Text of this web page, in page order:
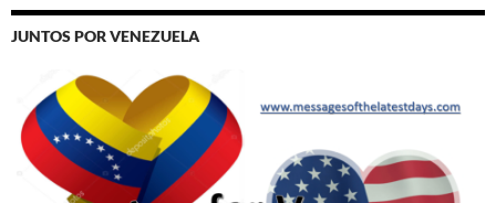
JUNTOS POR VENEZUELA